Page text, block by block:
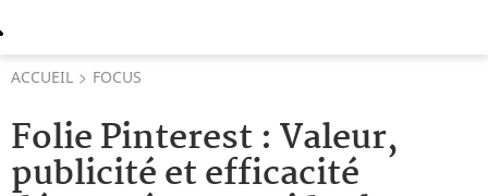
ACCUEIL FOCUS
Folie Pinterest : Valeur,
publicité et efficacité